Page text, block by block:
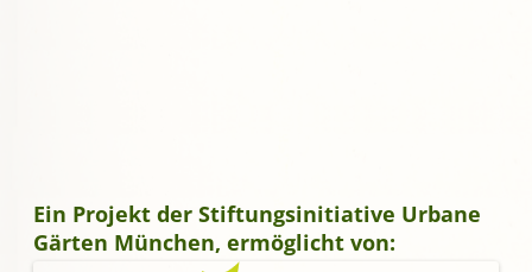
Ein Projekt der Stiftungsinitiative Urbane
Gärten München, ermöglicht von: